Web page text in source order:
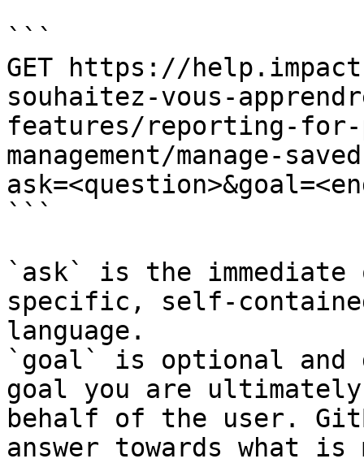
```
GET https://
souhaitez-vous-
features/reporting-
management/manage-
```
`ask` is the
specific, self-
language.
`goal` is optional and
goal you are
behalf of the user.
answer towards what